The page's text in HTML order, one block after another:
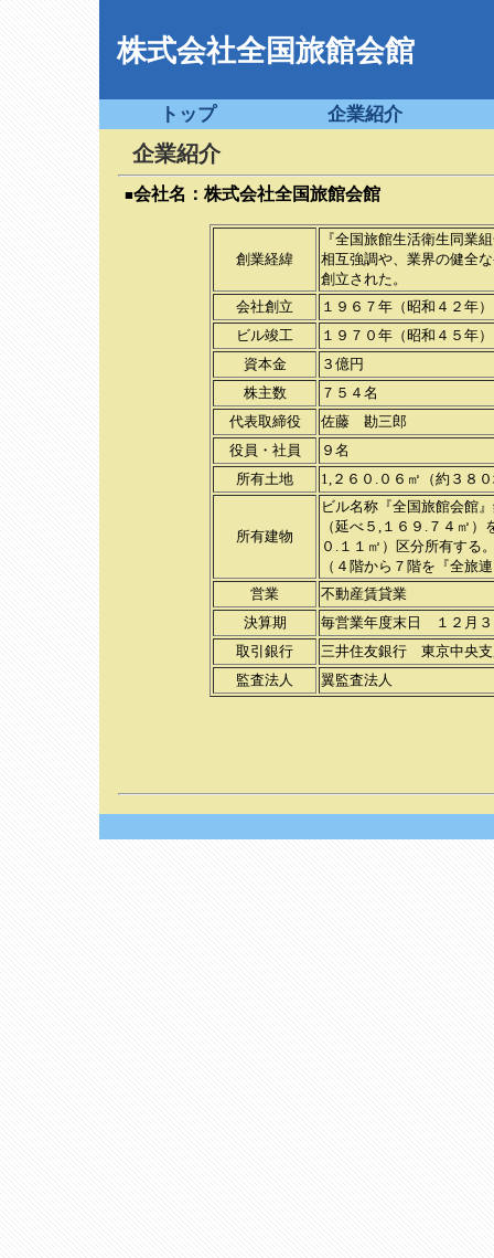
株式会社全国旅館会館
トップ 企業紹介
企業紹介
■会社名：株式会社全国旅館会館
創業経緯
『全国旅館生活衛生同業
相互強調や、業界の健全
創立された。
会社創立
１９６７年（昭和４２年
ビル竣工
１９７０年（昭和４５年
資本金
３億円
株主数
７５４名
代表取締役
佐藤 勘三郎
役員・社員
９名
所有土地
1,２６０.０６㎡（約３８
所有建物
ビル名称『全国旅館会館
（延べ５,１６９.７４㎡
０.１１㎡）区分所有する
（４階から７階を『全旅
営業
不動産賃貸業
決算期
毎営業年度末日 １２月
取引銀行
三井住友銀行 東京中央
監査法人
翼監査法人